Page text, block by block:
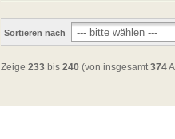
Sortieren nach
Zeige 233 bis 240 (von insgesamt374